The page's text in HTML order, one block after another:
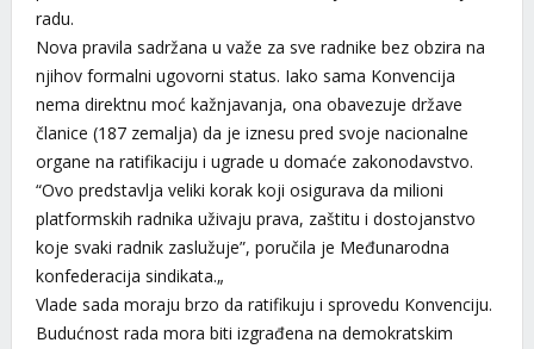
radu.
Nova pravila sadržana u važe za sve radnike bez obzira na
njihov formalni ugovorni status. Iako sama Konvencija
nema direktnu moć kažnjavanja, ona obavezuje države
članice (187 zemalja) da je iznesu pred svoje nacionalne
organe na ratifikaciju i ugrade u domaće zakonodavstvo.
“Ovo predstavlja veliki korak koji osigurava da milioni
platformskih radnika uživaju prava, zaštitu i dostojanstvo
koje svaki radnik zaslužuje”, poručila je Međunarodna
konfederacija sindikata.„
Vlade sada moraju brzo da ratifikuju i sprovedu Konvenciju.
Budućnost rada mora biti izgrađena na demokratskim